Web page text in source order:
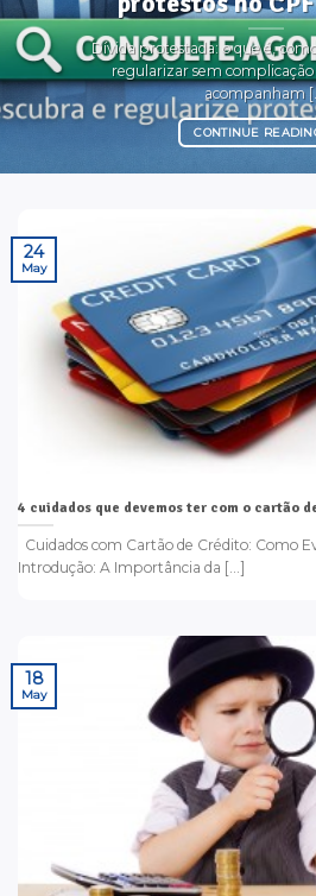
Dívida protestada: o que é,
regularizar sem complicação
acompanham
CONTINUE
4 cuidados que devemos ter com o cartão
Cuidados com Cartão de Crédito: Como
Introdução: A Importância da [...]
24
May
18
May